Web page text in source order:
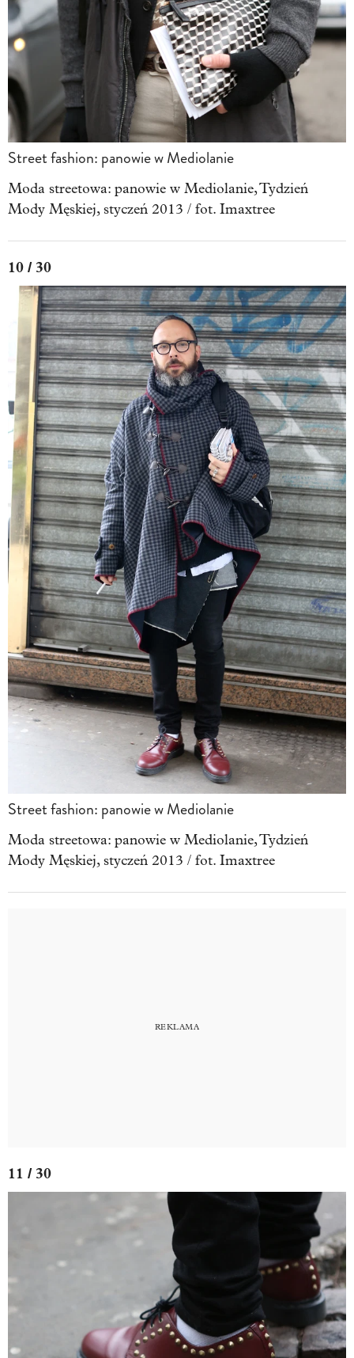
Street fashion: panowie w Mediolanie
Moda streetowa: panowie w Mediolanie, Tydzień
Mody Męskiej, styczeń 2013 / fot. Imaxtree
10 / 30
Street fashion: panowie w Mediolanie
Moda streetowa: panowie w Mediolanie, Tydzień
Mody Męskiej, styczeń 2013 / fot. Imaxtree
11 / 30